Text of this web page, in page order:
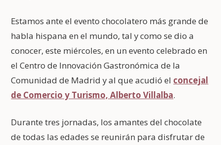
Estamos ante el evento chocolatero más grande de
habla hispana en el mundo, tal y como se dio a
conocer, este miércoles, en un evento celebrado en
el Centro de Innovación Gastronómica de la
Comunidad de Madrid y al que acudió el concejal
de Comercio y Turismo, Alberto Villalba.
Durante tres jornadas, los amantes del chocolate
de todas las edades se reunirán para disfrutar de